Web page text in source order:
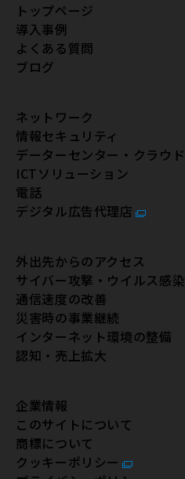
トップページ
導入事例
よくある質問
ブログ
ネットワーク
情報セキュリティ
データーセンター・クラウド
ICTソリューション
電話
デジタル広告代理店
外出先からのアクセス
サイバー攻撃・ウイルス感染
通信速度の改善
災害時の事業継続
インターネット環境の整備
認知・売上拡大
企業情報
このサイトについて
商標について
クッキーポリシー